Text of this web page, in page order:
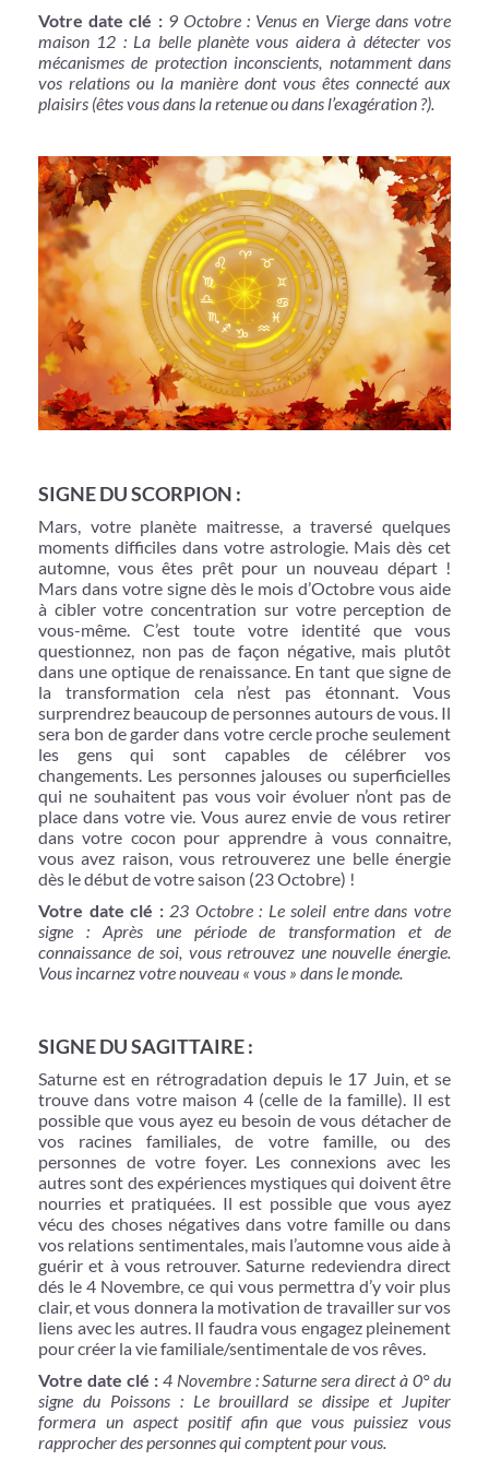
Votre date clé : 9 Octobre : Venus en Vierge dans votre
maison 12 : La belle planète vous aidera à détecter vos
mécanismes de protection inconscients, notamment dans
vos relations ou la manière dont vous êtes connecté aux
plaisirs (êtes vous dans la retenue ou dans l’exagération ?).
SIGNE DU SCORPION :
Mars, votre planète maitresse, a traversé quelques
moments difficiles dans votre astrologie. Mais dès cet
automne, vous êtes prêt pour un nouveau départ !
Mars dans votre signe dès le mois d’Octobre vous aide
à cibler votre concentration sur votre perception de
vous-même. C’est toute votre identité que vous
questionnez, non pas de façon négative, mais plutôt
dans une optique de renaissance. En tant que signe de
la transformation cela n’est pas étonnant. Vous
surprendrez beaucoup de personnes autours de vous. Il
sera bon de garder dans votre cercle proche seulement
les gens qui sont capables de célébrer vos
changements. Les personnes jalouses ou superficielles
qui ne souhaitent pas vous voir évoluer n’ont pas de
place dans votre vie. Vous aurez envie de vous retirer
dans votre cocon pour apprendre à vous connaitre,
vous avez raison, vous retrouverez une belle énergie
dès le début de votre saison (23 Octobre) !
Votre date clé : 23 Octobre : Le soleil entre dans votre
signe : Après une période de transformation et de
connaissance de soi, vous retrouvez une nouvelle énergie.
Vous incarnez votre nouveau « vous » dans le monde.
SIGNE DU SAGITTAIRE :
Saturne est en rétrogradation depuis le 17 Juin, et se
trouve dans votre maison 4 (celle de la famille). Il est
possible que vous ayez eu besoin de vous détacher de
vos racines familiales, de votre famille, ou des
personnes de votre foyer. Les connexions avec les
autres sont des expériences mystiques qui doivent être
nourries et pratiquées. Il est possible que vous ayez
vécu des choses négatives dans votre famille ou dans
vos relations sentimentales, mais l’automne vous aide à
guérir et à vous retrouver. Saturne redeviendra direct
dés le 4 Novembre, ce qui vous permettra d’y voir plus
clair, et vous donnera la motivation de travailler sur vos
liens avec les autres. Il faudra vous engagez pleinement
pour créer la vie familiale/sentimentale de vos rêves.
Votre date clé :4 Novembre : Saturne sera direct à 0° du
signe du Poissons : Le brouillard se dissipe et Jupiter
formera un aspect positif afin que vous puissiez vous
rapprocher des personnes qui comptent pour vous.